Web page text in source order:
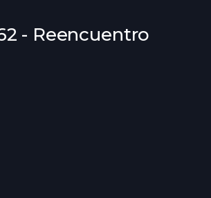
- Reencuentro